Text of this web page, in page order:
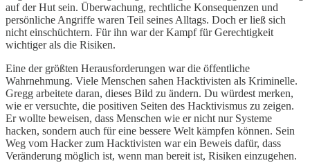
auf der Hut sein. Überwachung, rechtliche Konsequenzen und
persönliche Angriffe waren Teil seines Alltags. Doch er ließ sich
nicht einschüchtern. Für ihn war der Kampf für Gerechtigkeit
wichtiger als die Risiken.
Eine der größten Herausforderungen war die öffentliche
Wahrnehmung. Viele Menschen sahen Hacktivisten als Kriminelle.
Gregg arbeitete daran, dieses Bild zu ändern. Du würdest merken,
wie er versuchte, die positiven Seiten des Hacktivismus zu zeigen.
Er wollte beweisen, dass Menschen wie er nicht nur Systeme
hacken, sondern auch für eine bessere Welt kämpfen können. Sein
Weg vom Hacker zum Hacktivisten war ein Beweis dafür, dass
Veränderung möglich ist, wenn man bereit ist, Risiken einzugehen.